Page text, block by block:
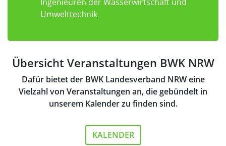
Umwelttechnik
Übersicht Veranstaltungen BWK NRW
Dafür bietet der BWK Landesverband NRW eine
Vielzahl von Veranstaltungen an, die gebündelt in
unserem Kalender zu finden sind.
KALENDER